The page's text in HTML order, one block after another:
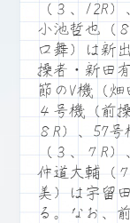
（３、12R
小池哲也（
口舞）は新
操者・新田
節のV機（畑
４号機（前
８R）、57
（３、７R
仲道大輔（
美）は宇留
る。なお、